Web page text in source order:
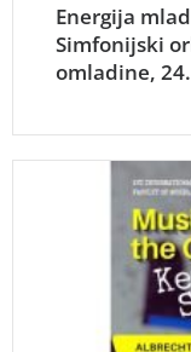
Energija
Simfonijski
omladine,